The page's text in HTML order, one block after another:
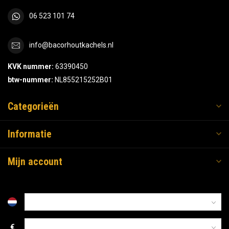
06 523 101 74
info@bacorhoutkachels.nl
KVK nummer: 63390450
btw-nummer: NL855215252B01
Categorieën
Informatie
Mijn account
€